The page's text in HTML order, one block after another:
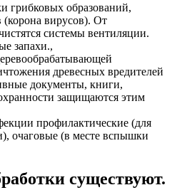
грибковых образований,
(корона вирусов). От
системы вентиляции.
запахи.,
древесных вредителей
документы, книги,
защищаются этим
профилактические (для
очаговые (в месте вспышки
существуют.